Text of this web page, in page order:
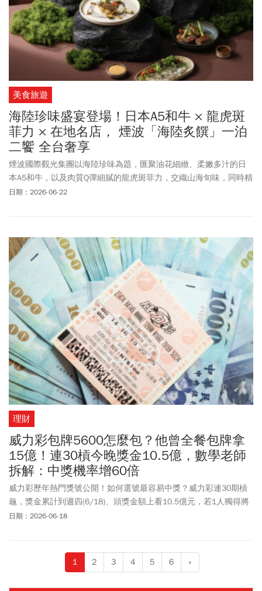
美食旅遊
海陸珍味盛宴登場！日本A5和牛 × 龍虎斑
菲力 × 在地名店， 煙波「海陸炙饌」一泊
二饗 全台奢享
煙波國際觀光集團以海陸珍味為題，匯聚油花細緻、柔嫩多汁的日
本A5和牛，以及肉質Q彈細膩的龍虎斑菲力，交織山海旬味，同時精
選新竹、台南、宜蘭、花蓮人氣在地名店風味入饌，打造即日起至
日期：2026-06-22
理財
威力彩包牌5600怎麼包？他曾全餐包牌拿
15億！連30槓今晚獎金10.5億，數學老師
拆解：中獎機率增60倍
威力彩歷年熱門獎號公開！如何選號最容易中獎？威力彩連30期槓
龜，獎金累計到週四(6/18)、頭獎金額上看10.5億元，若1人獨得將
成為今年最高頭獎得主！至於大樂透頭獎也11連摃、獎金上看3.2億
數最多，高達337次；第二區則為「02號球」，至今已開出271次。
而24號球也是2025年2月24日威力彩20億頭獎號碼之一，當晚幸運
日期：2026-06-18
1 2 3 4 5 6 »